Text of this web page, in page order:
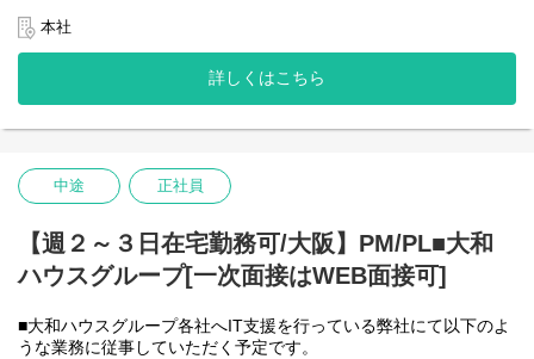
児、介護などとの両立も可能です。社員が仕事をしやすい環境を
務としチームの拡大を図っています。
なお、フルリモート勤務可能なので、勤務地は北海道から沖縄ま
で、日本全国どこからでも働いていただけます。
入社日以外の出社は年１～４回程度なので、入社後の勤務地は国
また、働く時間に制限もなく、月160時間の勤務で、午前５時～２
を途中で中断したり、働く時間を調整できるので、家事、育児、
介護などとの両立も可能です。社員が仕事をしやすい環境を整え
フレックスです。
●AIチーム(４名)●
・Microsoft Copilot を利用したエージェント運用・管理
・生成AIを用いたAIエージェントの設計・開発・改善
本社
詳しくはこちら
中途 正社員
【週２～３日在宅勤務可/大阪】PM/PL■大和
ハウスグループ[一次面接はWEB面接可]
■大和ハウスグループ各社へIT支援を行っている弊社にて以下のよ
うな業務に従事していただく予定です。